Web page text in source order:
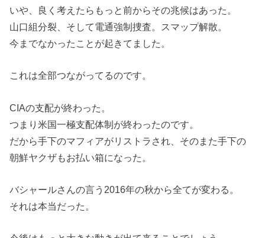
いや、良く考えたらもっと前からその兆候はあった。
山口組分裂、そして電通強制捜査。スマップ解散。
今までなかったことが起きてました。
これは全部つながってるのです。
CIAの支配が終わった。
つまり米国一極支配体制が終わったのです。
だから手下のマフィアがリストラされ、そのまた手下の
朝鮮ヤクザもお払い箱になった。
バシャールさんの言う2016年の秋から全てが変わる。
それは本当だった。